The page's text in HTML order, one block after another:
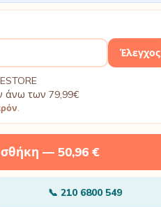
Έλεγχος
άνω των 79,99€
— 50,96 €
📞 210 6800 549